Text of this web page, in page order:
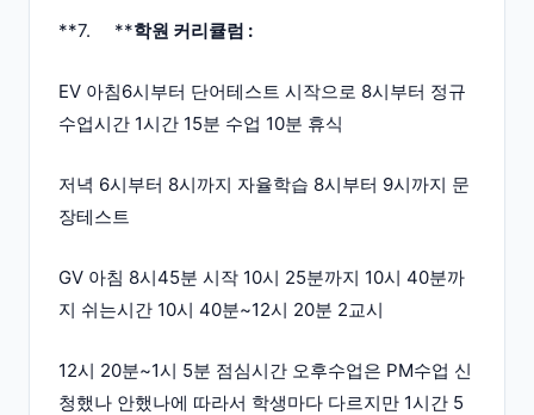
**7. **학원 커리큘럼 :
EV 아침6시부터 단어테스트 시작으로 8시부터 정규
수업시간 1시간 15분 수업 10분 휴식
저녁 6시부터 8시까지 자율학습 8시부터 9시까지 문
장테스트
GV 아침 8시45분 시작 10시 25분까지 10시 40분까
지 쉬는시간 10시 40분~12시 20분 2교시
12시 20분~1시 5분 점심시간 오후수업은 PM수업 신
청했나 안했나에 따라서 학생마다 다르지만 1시간 5